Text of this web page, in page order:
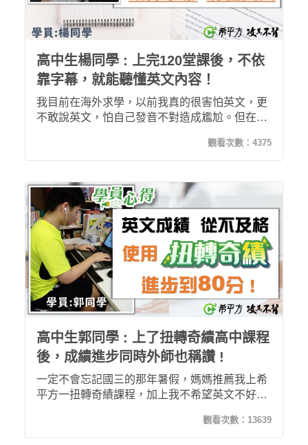
高中生楊同學 : 上完120堂課後，不依
靠字幕，就能聽懂英文內容！
我目前在海外求學，以前我真的很害怕英文，更
不敢說英文，怕自己發音不對造成尷尬。但在使
可以自信開口說英文了！加上能夠不用看字幕，
就能聽懂英文內容，這是我上完120堂課後帶來
觀看次數： 4375
高中生郭同學 : 上了扭轉奇績高中課程
後，成績進步同時外師也稱讚 !
一定不會忘記國三的那年暑假，媽媽推薦我上希
平方一扭轉奇績課程，加上我不希望英文不好這
始上扭轉奇績課程，也因為這項決定，讓我的英
文能力從谷底翻身！本來英文成績都是及格邊緣
觀看次數： 13639